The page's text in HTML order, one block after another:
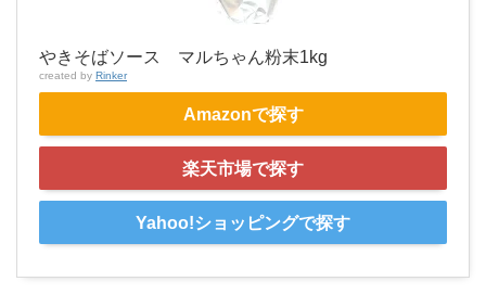
やきそばソース マルちゃん粉末1kg
created by Rinker
Amazonで探す
楽天市場で探す
Yahoo!ショッピングで探す